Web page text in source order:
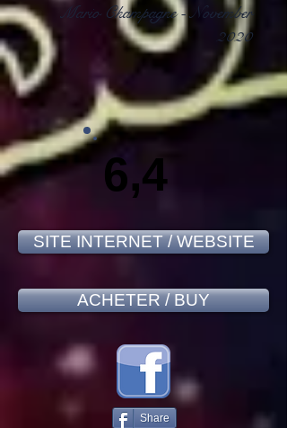
Mario Champagne - November
2020
6,4
SITE INTERNET / WEBSITE
ACHETER / BUY
Share